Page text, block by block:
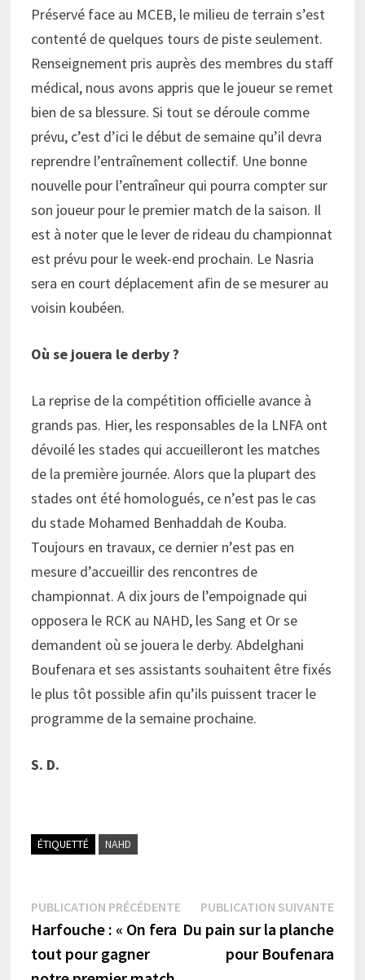
Préservé face au MCEB, le milieu de terrain s’est
contenté de quelques tours de piste seulement.
Renseignement pris auprès des membres du staff
médical, nous avons appris que le joueur se remet
bien de sa blessure. Si tout se déroule comme
prévu, c’est d’ici le début de semaine qu’il devra
reprendre l’entraînement collectif. Une bonne
nouvelle pour l’entraîneur qui pourra compter sur
son joueur pour le premier match de la saison. Il
est à noter que le lever de rideau du championnat
est prévu pour le week-end prochain. Le Nasria
sera en court déplacement afin de se mesurer au
voisin koubéen.
Où se jouera le derby ?
La reprise de la compétition officielle avance à
grands pas. Hier, les responsables de la LNFA ont
dévoilé les stades qui accueilleront les matches
de la première journée. Alors que la plupart des
stades ont été homologués, ce n’est pas le cas
du stade Mohamed Benhaddah de Kouba.
Toujours en travaux, ce dernier n’est pas en
mesure d’accueillir des rencontres de
championnat. A dix jours de l’empoignade qui
opposera le RCK au NAHD, les Sang et Or se
demandent où se jouera le derby. Abdelghani
Boufenara et ses assistants souhaitent être fixés
le plus tôt possible afin qu’ils puissent tracer le
programme de la semaine prochaine.
S. D.
ÉTIQUETTÉ NAHD
Navigation
de
l’article
PUBLICATION PRÉCÉDENTEPublication
précédente :
Harfouche : « On fera
tout pour gagner
PUBLICATION SUIVANTE
Du pain sur la planche
pour Boufenara